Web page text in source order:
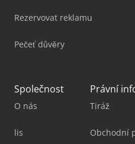
Rezervovat reklamu
Pečeť důvěry
Společnost
O nás
lis
Právní
Tiráž
Obchodní